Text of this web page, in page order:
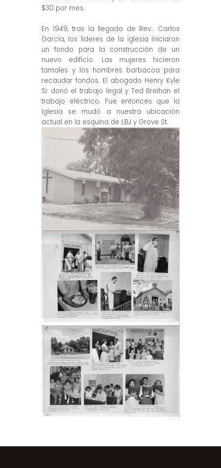
$30 por mes.
En 1949, tras la llegada de Rev.. Carlos
García, los líderes de la iglesia iniciaron
un fondo para la construcción de un
nuevo edificio. Las mujeres hicieron
tamales y los hombres barbacoa para
recaudar fondos. El abogado Henry Kyle
Sr donó el trabajo legal y Ted Breihan el
trabajo eléctrico. Fue entonces que la
Iglesia se mudó a nuestra ubicación
actual en la esquina de LBJ y Grove St.